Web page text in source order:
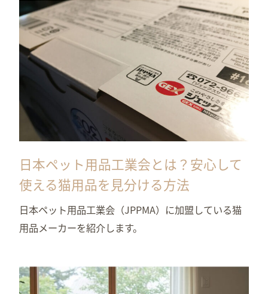
日本ペット用品工業会とは？安心して
使える猫用品を見分ける方法
日本ペット用品工業会（JPPMA）に加盟している猫
用品メーカーを紹介します。